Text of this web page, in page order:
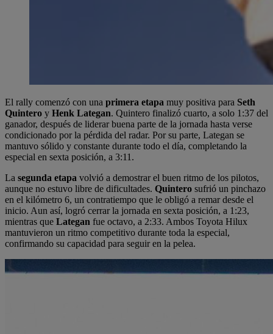
El rally comenzó con una primera etapa muy positiva para Seth
Quintero y Henk Lategan. Quintero finalizó cuarto, a solo 1:37 del
ganador, después de liderar buena parte de la jornada hasta verse
condicionado por la pérdida del radar. Por su parte, Lategan se
mantuvo sólido y constante durante todo el día, completando la
especial en sexta posición, a 3:11.
La segunda etapa volvió a demostrar el buen ritmo de los pilotos,
aunque no estuvo libre de dificultades. Quintero sufrió un pinchazo
en el kilómetro 6, un contratiempo que le obligó a remar desde el
inicio. Aun así, logró cerrar la jornada en sexta posición, a 1:23,
mientras que Lategan fue octavo, a 2:33. Ambos Toyota Hilux
mantuvieron un ritmo competitivo durante toda la especial,
confirmando su capacidad para seguir en la pelea.